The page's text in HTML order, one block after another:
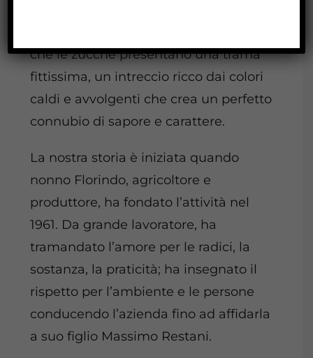
che le zucche presentano una trama
fittissima, un intreccio ricco dai colori
caldi e avvolgenti che crea un perfetto
connubio di sapore e carattere.
La nostra storia è iniziata quando
nonno Florindo, agricoltore e
produttore, ha fondato l’attività nel
1961. Da grande lavoratore, ha
tramandato l’amore per le radici, la
sostanza, la praticità; ha insegnato il
rispetto per l’ambiente e le persone
conducendo l’azienda fino ad affidarla
a suo figlio Massimo Restani.